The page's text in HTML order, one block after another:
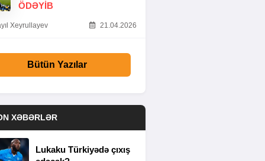
ÖDƏYIB
Xeyrullayev 21.04.2026
Bütün Yazılar
XƏBƏRLƏR
Lukaku Türkiyədə çıxış